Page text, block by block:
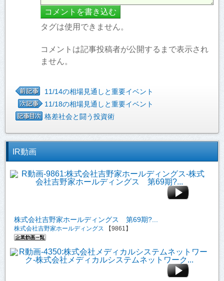
タグは使用できません。
コメントは記事投稿者が公開するまで表示され
ません。
11/14の相場見通しと重要イベント
11/18の相場見通しと重要イベント
格差社会と闘う投資術
IR動画
株式会社吉野家ホールディングス 第69期?...
株式会社吉野家ホールディングス 【9861】